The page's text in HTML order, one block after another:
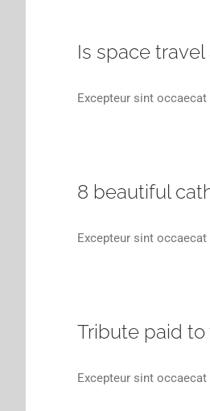
Is space
Excepteur sint
8 beautiful
Excepteur sint
Tribute paid
Excepteur sint